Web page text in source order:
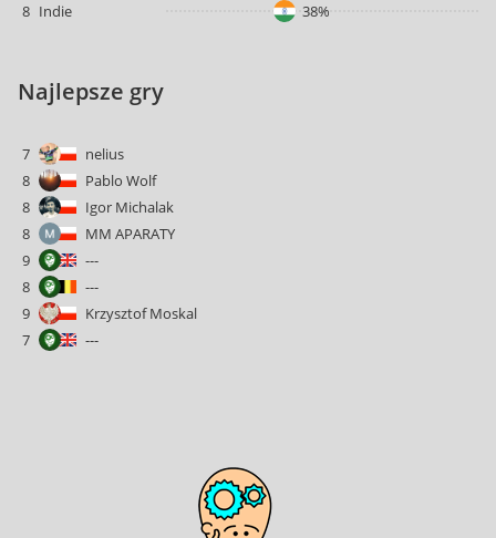
8 Indie 38%
Najlepsze gry
7
nelius
8
Pablo Wolf
8
Igor Michalak
8
MM APARATY
9
---
8
---
9
Krzysztof Moskal
7
---